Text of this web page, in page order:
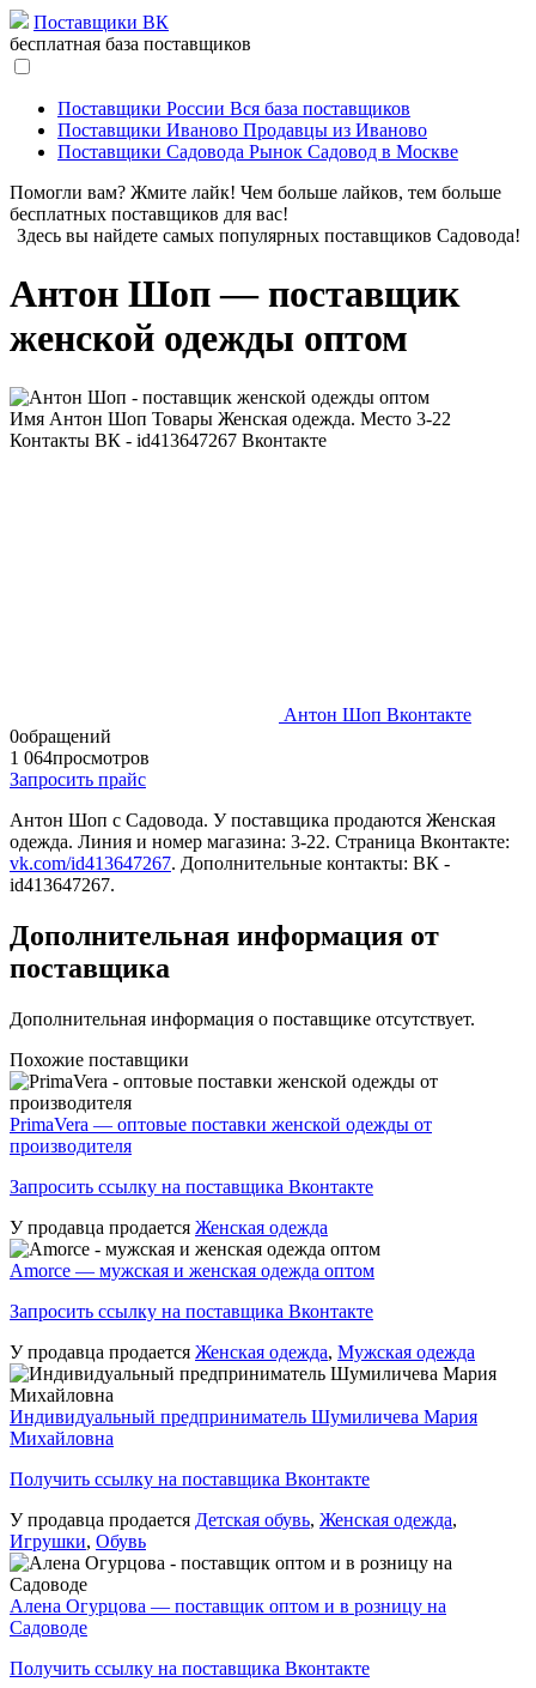
Поставщики ВК
бесплатная база поставщиков
Поставщики России Вся база поставщиков
Поставщики Иваново Продавцы из Иваново
Поставщики Садовода Рынок Садовод в Москве
Помогли вам? Жмите лайк! Чем больше лайков, тем больше
бесплатных поставщиков для вас!
Здесь вы найдете самых популярных поставщиков Садовода!
Антон Шоп — поставщик
женской одежды оптом
Имя Антон Шоп Товары Женская одежда. Место 3-22
Контакты ВК - id413647267 Вконтакте
Антон Шоп Вконтакте
0обращений
1 064просмотров
Запросить прайс
Антон Шоп c Садовода. У поставщика продаются Женская
одежда. Линия и номер магазина: 3-22. Страница Вконтакте:
vk.com/id413647267. Дополнительные контакты: ВК -
id413647267.
Дополнительная информация от
поставщика
Дополнительная информация о поставщике отсутствует.
Похожие поставщики
PrimaVera — оптовые поставки женской одежды от
производителя
Запросить ссылку на поставщика Вконтакте
У продавца продается Женская одежда
Amorce — мужская и женская одежда оптом
Запросить ссылку на поставщика Вконтакте
У продавца продается Женская одежда, Мужская одежда
Индивидуальный предприниматель Шумиличева Мария
Михайловна
Получить ссылку на поставщика Вконтакте
У продавца продается Детская обувь, Женская одежда,
Игрушки, Обувь
Алена Огурцова — поставщик оптом и в розницу на
Садоводе
Получить ссылку на поставщика Вконтакте